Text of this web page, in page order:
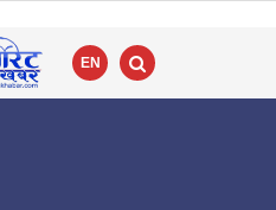
EN